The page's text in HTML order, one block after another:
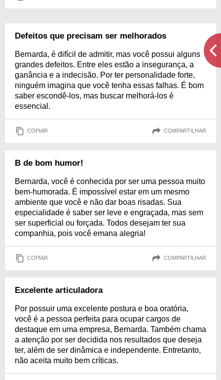
Defeitos que precisam ser melhorados
Bernarda, é difícil de admitir, mas você possui alguns
grandes defeitos. Entre eles estão a insegurança, a
ganância e a indecisão. Por ter personalidade forte,
ninguém imagina que você tenha essas falhas. É bom
saber escondê-los, mas buscar melhorá-los é
essencial.
COPIAR COMPARTILHAR
B de bom humor!
Bernarda, você é conhecida por ser uma pessoa muito
bem-humorada. É impossível estar em um mesmo
ambiente que você e não dar boas risadas. Sua
especialidade é saber ser leve e engraçada, mas sem
ser superficial ou forçada. Todos desejam ter sua
companhia, pois você emana alegria!
COPIAR COMPARTILHAR
Excelente articuladora
Por possuir uma excelente postura e boa oratória,
você é a pessoa perfeita para ocupar cargos de
destaque em uma empresa, Bernarda. Também chama
a atenção por ser decidida nos resultados que deseja
ter, além de ser dinâmica e independente. Entretanto,
não aceita muito bem críticas.